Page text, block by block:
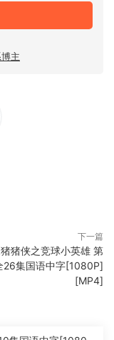
主
下一篇
猪侠之竞球小英雄 第
26集国语中字[1080P]
[MP4]